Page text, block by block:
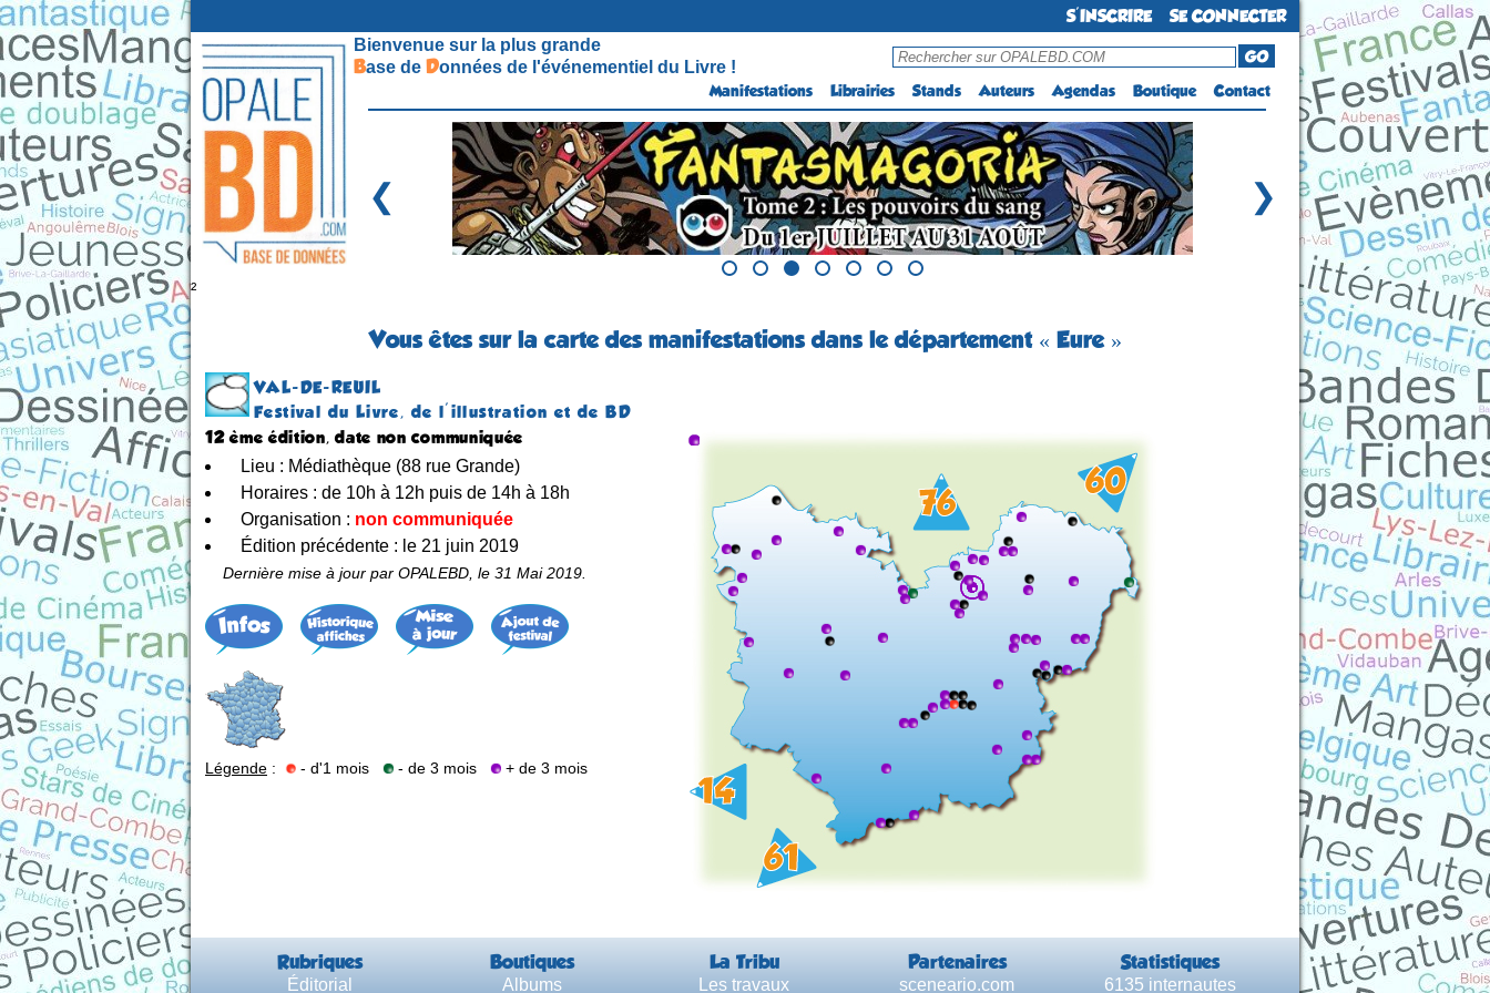
S'INSCRIRE
SE CONNECTER
Bienvenue sur la plus grande
Base de Données de l'événementiel du Livre !
GO
Manifestations
Librairies Stands Auteurs Agendas Boutique Contact
❮ ❯
²
Vous êtes sur la carte des manifestations dans le département « Eure »
VAL-DE-REUIL
Festival du Livre, de l'illustration et de BD
12 ème édition, date non communiquée
Lieu : Médiathèque (88 rue Grande)
Horaires : de 10h à 12h puis de 14h à 18h
Organisation : non communiquée
Édition précédente : le 21 juin 2019
Dernière mise à jour par OPALEBD, le 31 Mai 2019.
Légende : - d'1 mois - de 3 mois + de 3 mois
Rubriques Boutiques La Tribu Partenaires Statistiques
Éditorial Albums Les travaux sceneario.com 6135 internautes